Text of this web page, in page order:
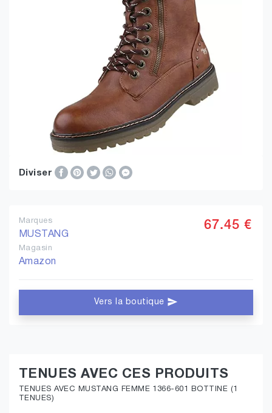
Diviser
Marques
MUSTANG
Magasin
Amazon
67.45 €
Vers la boutique
TENUES AVEC CES PRODUITS
TENUES AVEC MUSTANG FEMME 1366-601 BOTTINE (1
TENUES)